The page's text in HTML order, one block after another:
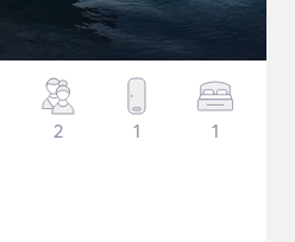
2 1 1